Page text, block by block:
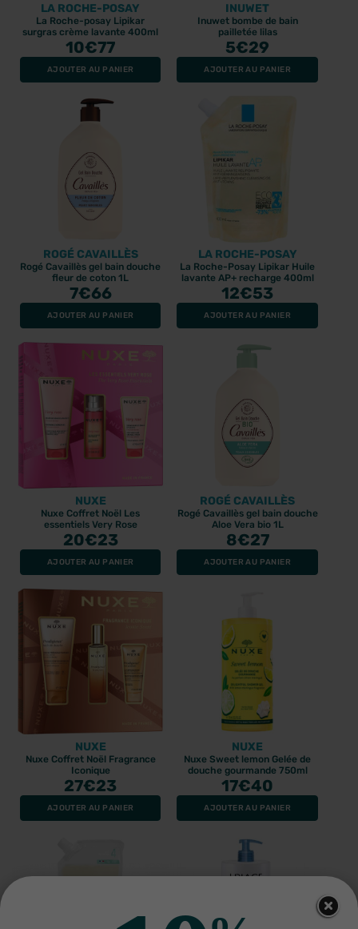
LA ROCHE-POSAY
La Roche-posay Lipikar
surgras crème lavante 400ml
10€77
AJOUTER AU PANIER
INUWET
Inuwet bombe de bain
pailletée lilas
5€29
AJOUTER AU PANIER
ROGÉ CAVAILLÈS
Rogé Cavaillès gel bain douche
fleur de coton 1L
7€66
AJOUTER AU PANIER
LA ROCHE-POSAY
La Roche-Posay Lipikar Huile
lavante AP+ recharge 400ml
12€53
AJOUTER AU PANIER
NUXE
Nuxe Coffret Noël Les
essentiels Very Rose
20€23
AJOUTER AU PANIER
ROGÉ CAVAILLÈS
Rogé Cavaillès gel bain douche
Aloe Vera bio 1L
8€27
AJOUTER AU PANIER
NUXE
Nuxe Coffret Noël Fragrance
Iconique
27€23
AJOUTER AU PANIER
NUXE
Nuxe Sweet lemon Gelée de
douche gourmande 750ml
17€40
AJOUTER AU PANIER